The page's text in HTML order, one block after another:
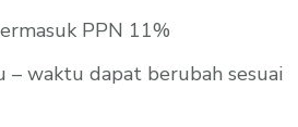
PPN 11%
– waktu dapat berubah sesuai